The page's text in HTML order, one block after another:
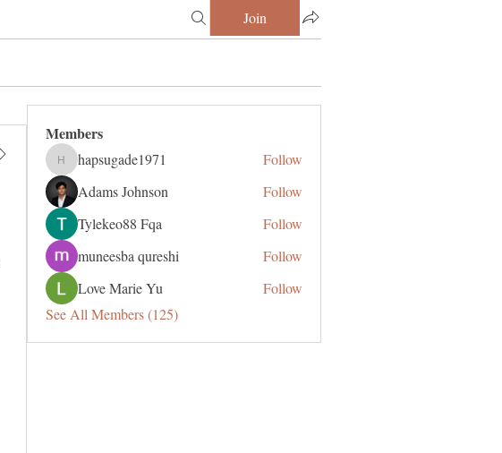
Join
Members
hapsugade1971
hapsugade1971
Follow
Adams Johnson
Follow
Tylekeo88 Fqa
Follow
muneesba qureshi
Follow
Love Marie Yu
Follow
See All Members (125)